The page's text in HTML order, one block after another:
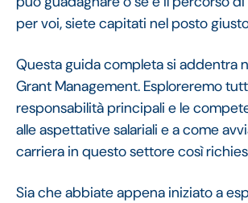
per voi, siete capitati nel posto
Questa guida completa si addentra
Grant Management. Esploreremo
responsabilità principali e le
alle aspettative salariali e a come
carriera in questo settore così
Sia che abbiate appena iniziato a